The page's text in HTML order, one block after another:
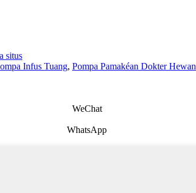
situs
Infus Tuang, Pompa Pamakéan Dokter Hewan
WeChat
WhatsApp